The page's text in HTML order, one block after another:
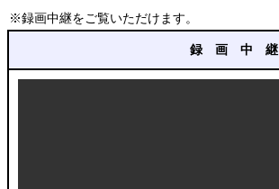
※録画中継をご覧いただけます。
録 画 中 継